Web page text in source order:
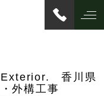
Exterior. 香川県
外構工事